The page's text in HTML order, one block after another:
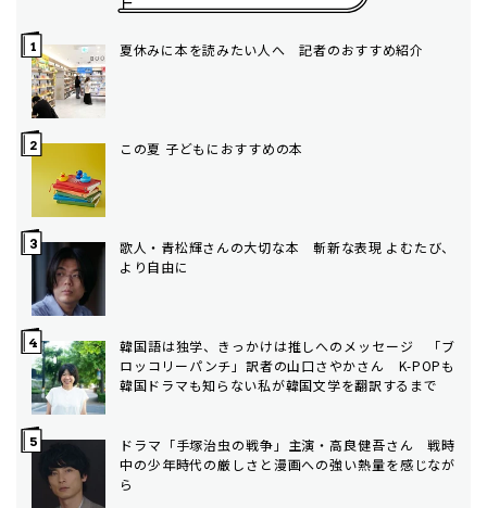
夏休みに本を読みたい人へ 記者のおすすめ紹介
この夏 子どもにおすすめの本
歌人・青松輝さんの大切な本 斬新な表現 よむたび、
より自由に
韓国語は独学、きっかけは推しへのメッセージ 「ブ
ロッコリーパンチ」訳者の山口さやかさん K-POPも
韓国ドラマも知らない私が韓国文学を翻訳するまで
ドラマ「手塚治虫の戦争」主演・高良健吾さん 戦時
中の少年時代の厳しさと漫画への強い熱量を感じなが
ら